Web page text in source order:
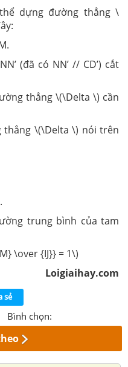
dựng đường thẳng \
(đã có NN’ // CD’) cắt
thẳng \(\Delta \) cần
thẳng \(\Delta \) nói trên
trung bình của tam
\over {IJ}} = 1\)
Loigiaihay.com
sẻ
Bình chọn: